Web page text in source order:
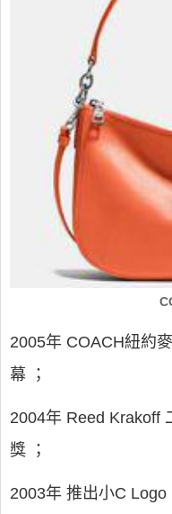
2005年 COACH紐約
幕 ；
2004年 Reed Krakoff
獎 ；
2003年 推出小C Logo